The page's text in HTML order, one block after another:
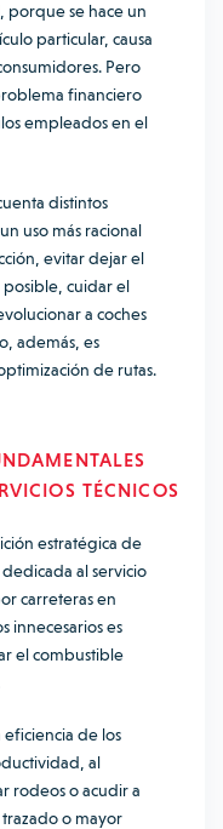
porque se hace un
particular, causa
Pero
financiero
empleados en el
distintos
uso más racional
evitar dejar el
cuidar el
a coches
además, es
de rutas.
TÉCNICOS
estratégica de
dedicada al servicio
carreteras en
innecesarios es
el combustible
de los
al
rodeos o acudir a
o mayor